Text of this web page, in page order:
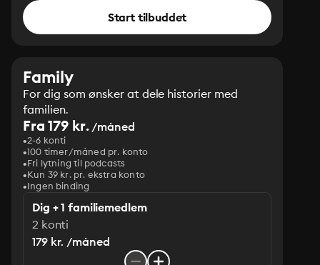
Start tilbuddet
Family
For dig som ønsker at dele historier med
familien.
Fra 179 kr./måned
2-6 konti
100 timer/måned pr. konto
Fri lytning til podcasts
Kun 39 kr. pr. ekstra konto
Ingen binding
Dig + 1 familiemedlem
2 konti
179 kr. /måned